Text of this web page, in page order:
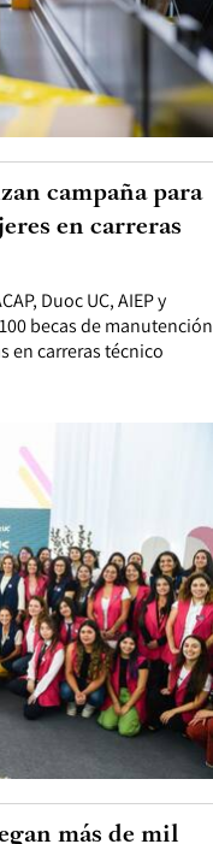
Duoc UC, AIEP y
becas de manutención
en carreras técnico
campaña para
en carreras
más de mil